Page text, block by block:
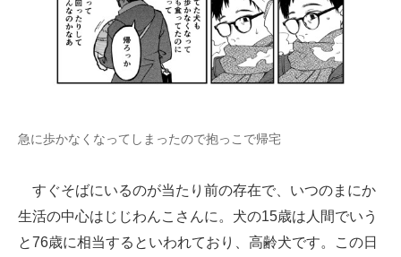
急に歩かなくなってしまったので抱っこで帰宅
すぐそばにいるのが当たり前の存在で、いつのまにか
生活の中心はじじわんこさんに。犬の15歳は人間でいう
と76歳に相当するといわれており、高齢犬です。この日